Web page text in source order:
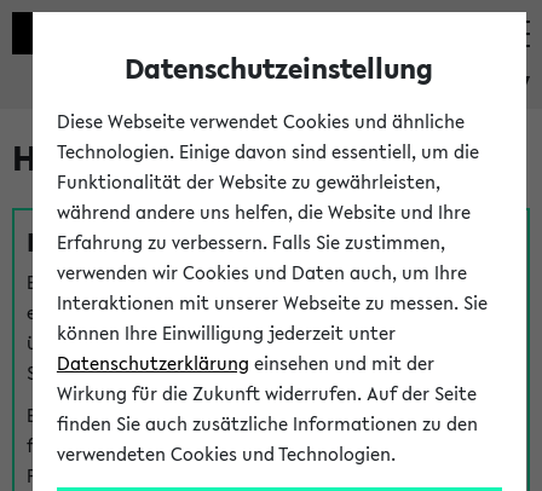
eKVV
Hilfe & Kontakt
Fragen zu einzelnen Veranstaltungen
Bei inhaltlichen und organisatorischen Fragen zu
einzelnen Veranstaltungen finden Sie Ansprechpersonen
über denFragen-Link bei jeder Veranstaltung. Der BIS
Support kann hier meist keine direkte Hilfe leisten.
Bei Veranstaltungen mit eKVV Teilnahmemanagement
finden Sie eine Auskunft über die Personen, die Ihre
Platzzuteilung im eKVV eingetragen haben, auf der
Datenschutzeinstellung
Diese Webseite verwendet Cookies und ähnliche
Technologien. Einige davon sind essentiell, um die
Funktionalität der Website zu gewährleisten,
während andere uns helfen, die Website und Ihre
Erfahrung zu verbessern. Falls Sie zustimmen,
verwenden wir Cookies und Daten auch, um Ihre
Interaktionen mit unserer Webseite zu messen. Sie
können Ihre Einwilligung jederzeit unter
Datenschutzerklärung einsehen und mit der
Wirkung für die Zukunft widerrufen. Auf der Seite
finden Sie auch zusätzliche Informationen zu den
verwendeten Cookies und Technologien.